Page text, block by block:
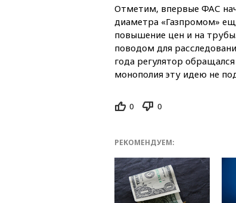
Отметим, впервые ФАС
диаметра «Газпромом»
повышение цен и на
поводом для
года регулятор
монополия эту идею не
0 0
РЕКОМЕНДУЕМ: